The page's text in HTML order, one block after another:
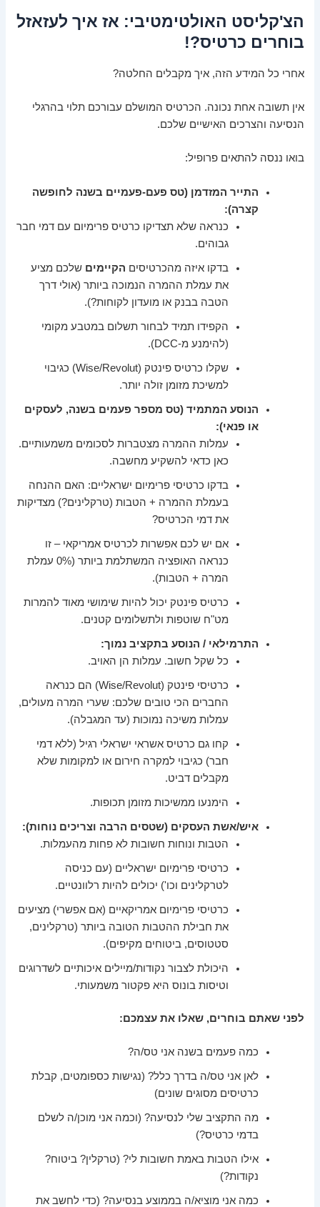
הצ'קליסט האולטימטיבי: אז איך לעזאזל
בוחרים כרטיס?!
אחרי כל המידע הזה, איך מקבלים החלטה?
אין תשובה אחת נכונה. הכרטיס המושלם עבורכם תלוי בהרגלי
הנסיעה והצרכים האישיים שלכם.
בואו ננסה להתאים פרופיל:
התייר המזדמן (טס פעם-פעמיים בשנה לחופשה
קצרה):
כנראה שלא תצדיקו כרטיס פרימיום עם דמי חבר
גבוהים.
בדקו איזה מהכרטיסים הקיימים שלכם מציע
את עמלת ההמרה הנמוכה ביותר (אולי דרך
הטבה בבנק או מועדון לקוחות?).
הקפידו תמיד לבחור תשלום במטבע מקומי
(להימנע מ-DCC).
שקלו כרטיס פינטק (Wise/Revolut) כגיבוי
למשיכת מזומן זולה יותר.
הנוסע המתמיד (טס מספר פעמים בשנה, לעסקים
או פנאי):
עמלות ההמרה מצטברות לסכומים משמעותיים.
כאן כדאי להשקיע מחשבה.
בדקו כרטיסי פרימיום ישראליים: האם ההנחה
בעמלת ההמרה + הטבות (טרקלינים?) מצדיקות
את דמי הכרטיס?
אם יש לכם אפשרות לכרטיס אמריקאי – זו
כנראה האופציה המשתלמת ביותר (0% עמלת
המרה + הטבות).
כרטיס פינטק יכול להיות שימושי מאוד להמרות
מט"ח שוטפות ולתשלומים קטנים.
התרמילאי / הנוסע בתקציב נמוך:
כל שקל חשוב. עמלות הן האויב.
כרטיסי פינטק (Wise/Revolut) הם כנראה
החברים הכי טובים שלכם: שערי המרה מעולים,
עמלות משיכה נמוכות (עד המגבלה).
קחו גם כרטיס אשראי ישראלי רגיל (ללא דמי
חבר) כגיבוי למקרה חירום או למקומות שלא
מקבלים דביט.
הימנעו ממשיכות מזומן תכופות.
איש/אשת העסקים (שטסים הרבה וצריכים נוחות):
הטבות ונוחות חשובות לא פחות מהעמלות.
כרטיסי פרימיום ישראליים (עם כניסה
לטרקלינים וכו') יכולים להיות רלוונטיים.
כרטיסי פרימיום אמריקאיים (אם אפשרי) מציעים
את חבילת ההטבות הטובה ביותר (טרקלינים,
סטטוסים, ביטוחים מקיפים).
היכולת לצבור נקודות/מיילים איכותיים לשדרוגים
וטיסות בונוס היא פקטור משמעותי.
לפני שאתם בוחרים, שאלו את עצמכם:
כמה פעמים בשנה אני טס/ה?
לאן אני טס/ה בדרך כלל? (נגישות כספומטים, קבלת
כרטיסים מסוגים שונים)
מה התקציב שלי לנסיעה? (וכמה אני מוכן/ה לשלם
בדמי כרטיס?)
אילו הטבות באמת חשובות לי? (טרקלין? ביטוח?
נקודות?)
כמה אני מוציא/ה בממוצע בנסיעה? (כדי לחשב את